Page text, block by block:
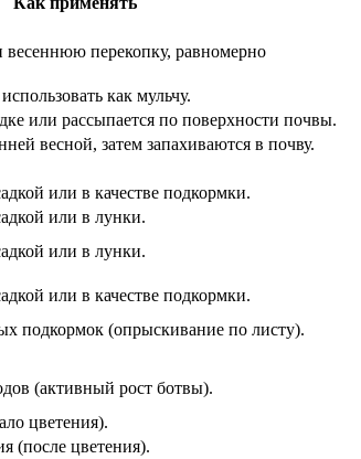
перекопку, равномерно
как мульчу.
или рассыпается по поверхности почвы.
весной, затем запахиваются в почву.
или в качестве подкормки.
или в лунки.
или в лунки.
или в качестве подкормки.
подкормок (опрыскивание по листу).
(активный рост ботвы).
цветения).
(после цветения).